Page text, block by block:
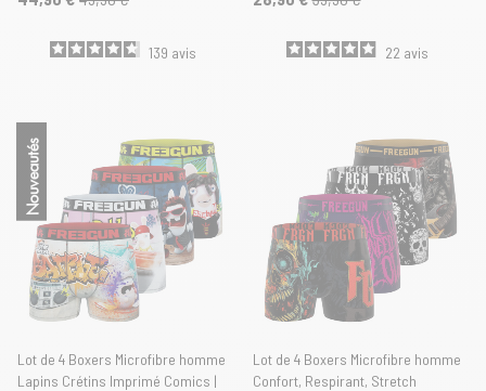
139 avis 22 avis
Nouveautés
Lot de 4 Boxers Microfibre homme
Lapins Crétins Imprimé Comics |
Lot de 4 Boxers Microfibre homme
Confort, Respirant, Stretch